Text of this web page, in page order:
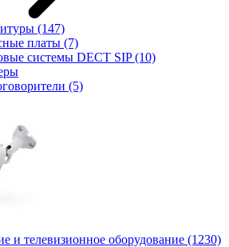
(147)
платы (7)
системы DECT SIP(10)
(5)
и телевизионное оборудование (1230)